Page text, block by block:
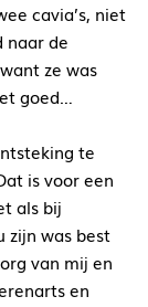
cavia’s, niet
naar de
ze was
goed…
te
is voor een
als bij
zijn was best
van mij en
en